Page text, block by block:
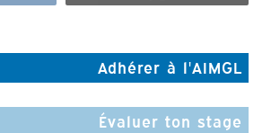
Adhérer à l'AIMGL
Évaluer ton stage